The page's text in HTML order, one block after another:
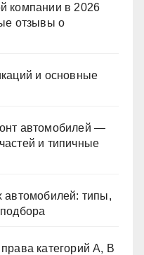
компании в 2026
отзывы о
и основные
автомобилей —
и типичные
автомобилей: типы,
категорий A, B